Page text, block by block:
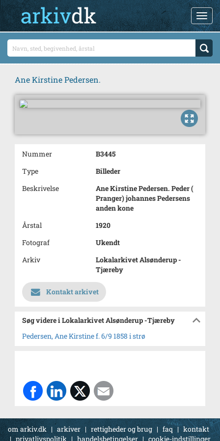
Ane Kirstine Pedersen.
Nummer
B3445
Type
Billeder
Beskrivelse
Ane Kirstine Pedersen. Peder (
Pranger) johannes Pedersens
anden kone
Årstal
1920
Fotograf
Ukendt
Arkiv
Lokalarkivet Alsønderup -
Tjæreby
Kontakt arkivet
Søg videre i Lokalarkivet Alsønderup -Tjæreby
Pedersen, Ane Kirstine f. 6/9 1858 i strø
om arkiv.dk | arkiver | rettigheder og brug | faq | kontakt
|privatlivspolitik | handelsbetingelser | cookie-indstillinger